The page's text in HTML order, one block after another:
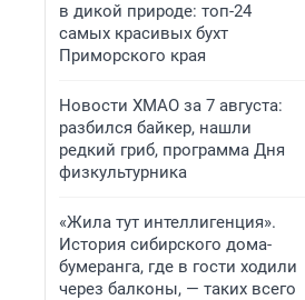
в дикой природе: топ-24
самых красивых бухт
Приморского края
Новости ХМАО за 7 августа:
разбился байкер, нашли
редкий гриб, программа Дня
физкультурника
«Жила тут интеллигенция».
История сибирского дома-
бумеранга, где в гости ходили
через балконы, — таких всего